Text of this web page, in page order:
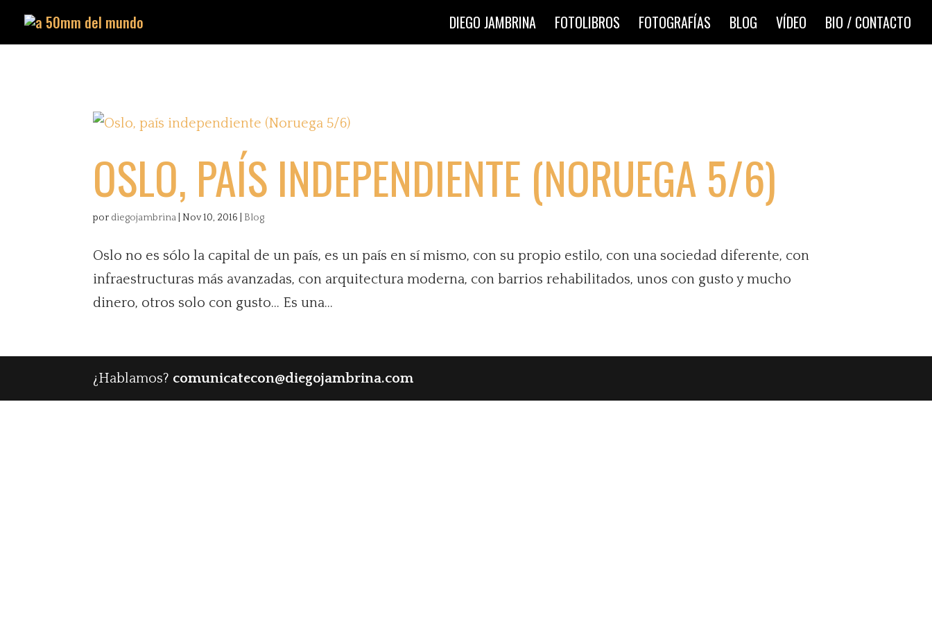
DIEGO JAMBRINA FOTOLIBROS FOTOGRAFÍAS BLOG VÍDEO BIO / CONTACTO
OSLO, PAÍS INDEPENDIENTE (NORUEGA 5/6)
por diegojambrina |Nov 10, 2016 Blog
Oslo no es sólo la capital de un país, es un país en sí mismo, con su propio estilo, con una sociedad diferente, con
infraestructuras más avanzadas, con arquitectura moderna, con barrios rehabilitados, unos con gusto y mucho
dinero, otros solo con gusto… Es una...
¿Hablamos? comunicatecon@diegojambrina.com